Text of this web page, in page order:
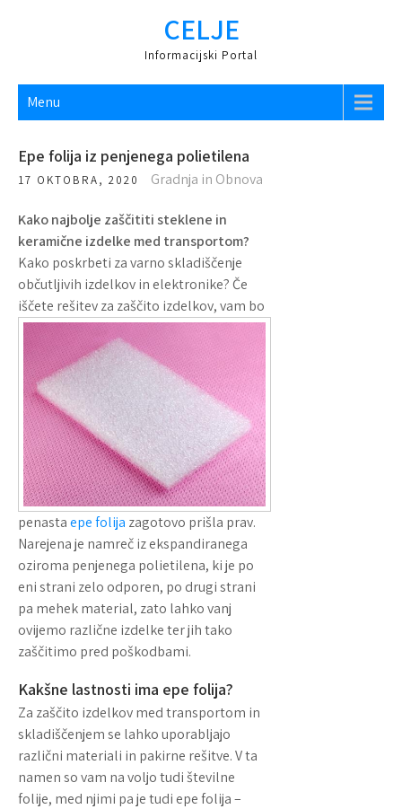
CELJE
Informacijski Portal
Menu
Epe folija iz penjenega polietilena
17 OKTOBRA, 2020 Gradnja in Obnova
Kako najbolje zaščititi steklene in
keramične izdelke med transportom?
Kako poskrbeti za varno skladiščenje
občutljivih izdelkov in elektronike? Če
iščete rešitev za zaščito izdelkov,vam bo
penastaepe folija zagotovo prišla prav.
Narejena je namreč iz ekspandiranega
oziroma penjenega polietilena, ki je po
eni strani zelo odporen, po drugi strani
pa mehek material, zato lahko vanj
ovijemo različne izdelke ter jih tako
zaščitimo pred poškodbami.
Kakšne lastnosti ima epe folija?
Za zaščito izdelkov med transportom in
skladiščenjem se lahko uporabljajo
različni materiali in pakirne rešitve. V ta
namen so vam na voljo tudi številne
folije, med njimi pa je tudi epe folija –